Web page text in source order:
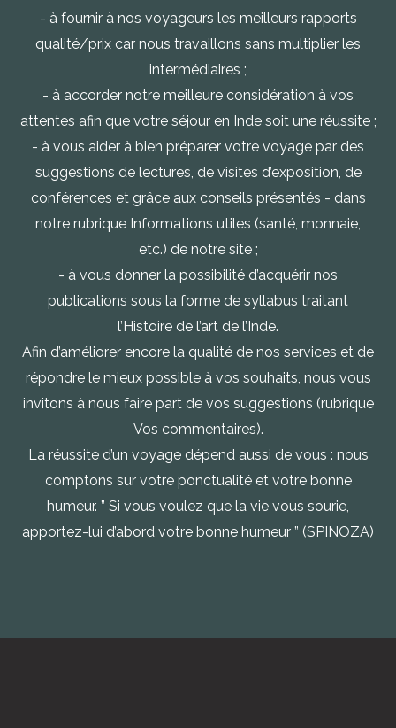
- à fournir à nos voyageurs les meilleurs rapports
qualité/prix car nous travaillons sans multiplier les
intermédiaires ;
- à accorder notre meilleure considération à vos
attentes afin que votre séjour en Inde soit une réussite ;
- à vous aider à bien préparer votre voyage par des
suggestions de lectures, de visites d’exposition, de
conférences et grâce aux conseils présentés - dans
notre rubrique Informations utiles (santé, monnaie,
etc.) de notre site ;
- à vous donner la possibilité d’acquérir nos
publications sous la forme de syllabus traitant
l’Histoire de l’art de l’Inde.
Afin d’améliorer encore la qualité de nos services et de
répondre le mieux possible à vos souhaits, nous vous
invitons à nous faire part de vos suggestions (rubrique
Vos commentaires).
La réussite d’un voyage dépend aussi de vous : nous
comptons sur votre ponctualité et votre bonne
humeur. ” Si vous voulez que la vie vous sourie,
apportez-lui d’abord votre bonne humeur ” (SPINOZA)